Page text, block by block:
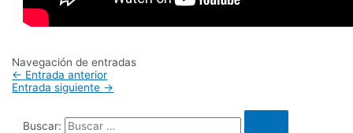
Navegación de entradas
← Entrada anterior
Entrada siguiente →
Buscar: